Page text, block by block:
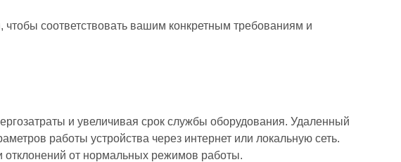
соответствовать вашим конкретным требованиям и
и увеличивая срок службы оборудования. Удаленный
работы устройства через интернет или локальную сеть.
от нормальных режимов работы.